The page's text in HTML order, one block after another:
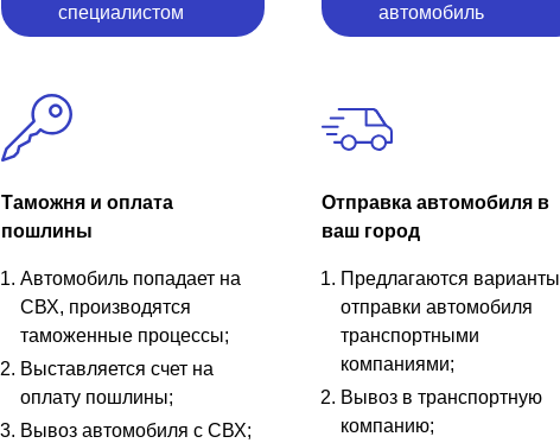
специалистом
автомобиль
Таможня и оплата
пошлины
Автомобиль попадает на
СВХ, производятся
таможенные процессы;
Выставляется счет на
оплату пошлины;
Вывоз автомобиля с СВХ;
Отправка автомобиля в
ваш город
Предлагаются варианты
отправки автомобиля
транспортными
компаниями;
Вывоз в транспортную
компанию;